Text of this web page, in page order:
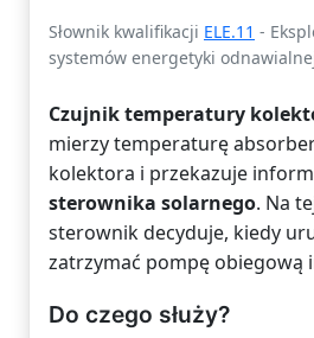
Słownik kwalifikacji ELE.11 -
systemów energetyki
Czujnik temperatury
mierzy temperaturę
kolektora i przekazuje
sterownika solarnego. Na
sterownik decyduje, kiedy
zatrzymać pompę obiegową
Do czego służy?